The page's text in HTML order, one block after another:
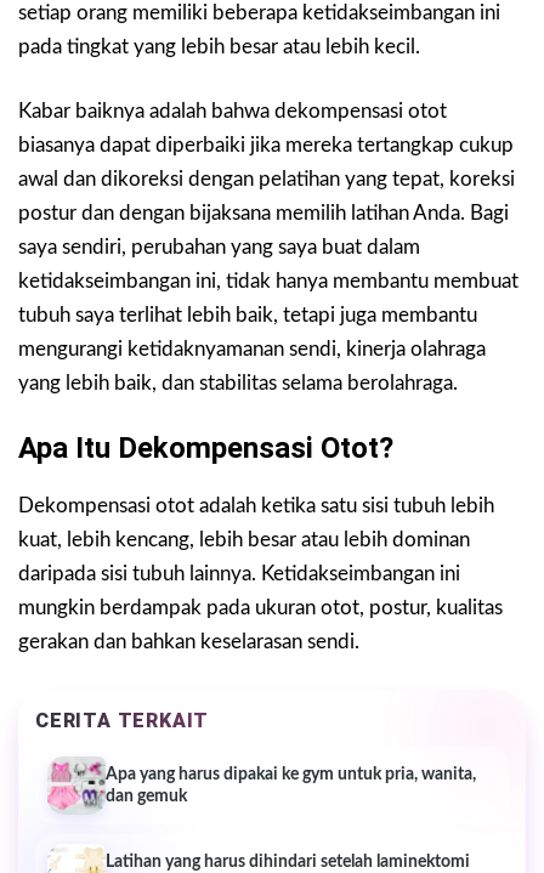
setiap orang memiliki beberapa ketidakseimbangan ini
pada tingkat yang lebih besar atau lebih kecil.
Kabar baiknya adalah bahwa dekompensasi otot
biasanya dapat diperbaiki jika mereka tertangkap cukup
awal dan dikoreksi dengan pelatihan yang tepat, koreksi
postur dan dengan bijaksana memilih latihan Anda. Bagi
saya sendiri, perubahan yang saya buat dalam
ketidakseimbangan ini, tidak hanya membantu membuat
tubuh saya terlihat lebih baik, tetapi juga membantu
mengurangi ketidaknyamanan sendi, kinerja olahraga
yang lebih baik, dan stabilitas selama berolahraga.
Apa Itu Dekompensasi Otot?
Dekompensasi otot adalah ketika satu sisi tubuh lebih
kuat, lebih kencang, lebih besar atau lebih dominan
daripada sisi tubuh lainnya. Ketidakseimbangan ini
mungkin berdampak pada ukuran otot, postur, kualitas
gerakan dan bahkan keselarasan sendi.
CERITA TERKAIT
Apa yang harus dipakai ke gym untuk pria, wanita,
dan gemuk
Latihan yang harus dihindari setelah laminektomi